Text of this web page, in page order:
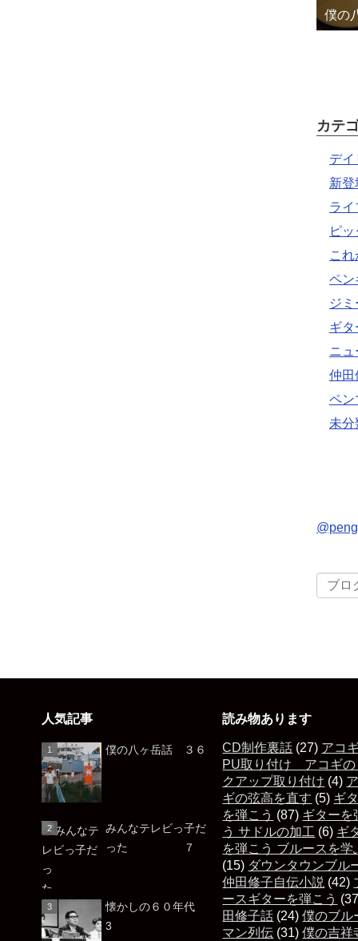
僕の
カテ
デイ
新登
ライ
ピ
こ
ペン
ジ
ギタ
ニュ
仲田
ペン
未分
人気記事
僕の八ヶ岳話 ３６
みんなテレビっ子だ
った ７
懐かしの６０年代
3
読み物あります
CD制作裏話 (27) アコ
PU取り付け アコギの
クアップ取り付け (4)
ギの弦高を直す (5) ギ
を弾こう (87) ギターを
う サドルの加工 (6) ギ
を弾こう ブルースを学
(15) ダウンタウンブル
仲田修子自伝小説 (42)
ースギターを弾こう
田修子話 (24)僕のブル
マン列伝 (31)僕の吉祥